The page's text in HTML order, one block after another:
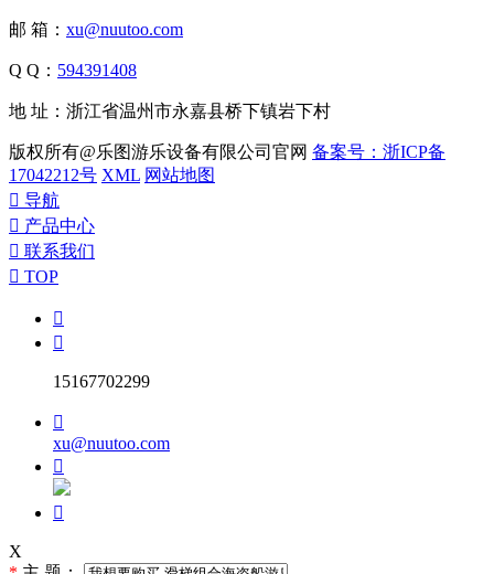
邮 箱： xu@nuutoo.com
Q Q： 594391408
地 址：浙江省温州市永嘉县桥下镇岩下村
版权所有@乐图游乐设备有限公司官网 备案号：浙ICP备
17042212号 XML 网站地图
 导航
 产品中心
 联系我们
 TOP


15167702299

xu@nuutoo.com


X